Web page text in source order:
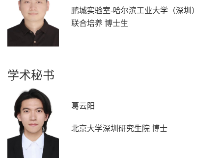
鹏城实验室-哈尔滨工业大学（深圳）
联合培养 博士生
学术秘书
葛云阳
北京大学深圳研究生院 博士